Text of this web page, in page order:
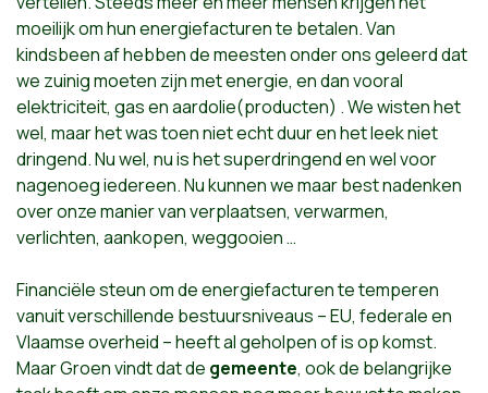
moeilijk om hun energiefacturen te betalen. Van
kindsbeen af hebben de meesten onder ons geleerd dat
we zuinig moeten zijn met energie, en dan vooral
elektriciteit, gas en aardolie(producten) . We wisten het
wel, maar het was toen niet echt duur en het leek niet
dringend. Nu wel, nu is het superdringend en wel voor
nagenoeg iedereen. Nu kunnen we maar best nadenken
over onze manier van verplaatsen, verwarmen,
verlichten, aankopen, weggooien …
Financiële steun om de energiefacturen te temperen
vanuit verschillende bestuursniveaus – EU, federale en
Vlaamse overheid – heeft al geholpen of is op komst.
Maar Groen vindt dat de gemeente, ook de belangrijke